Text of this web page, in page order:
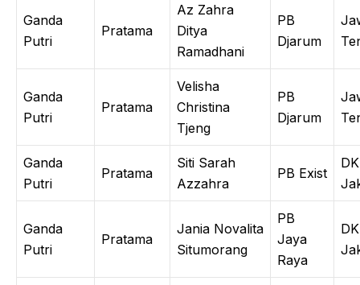
Ganda
Putri
Pratama
Az Zahra
Ditya
Ramadhani
PB
Djarum
Ganda
Putri
Pratama
Velisha
Christina
Tjeng
PB
Djarum
Ganda
Putri
Pratama
Siti Sarah
Azzahra
PB Exist
Ganda
Putri
Pratama
Jania Novalita
Situmorang
PB
Jaya
Raya